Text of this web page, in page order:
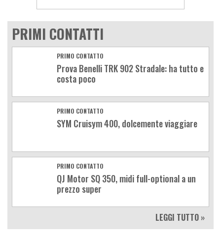
PRIMI CONTATTI
PRIMO CONTATTO
Prova Benelli TRK 902 Stradale: ha tutto e
costa poco
PRIMO CONTATTO
SYM Cruisym 400, dolcemente viaggiare
PRIMO CONTATTO
QJ Motor SQ 350, midi full-optional a un
prezzo super
LEGGI TUTTO »